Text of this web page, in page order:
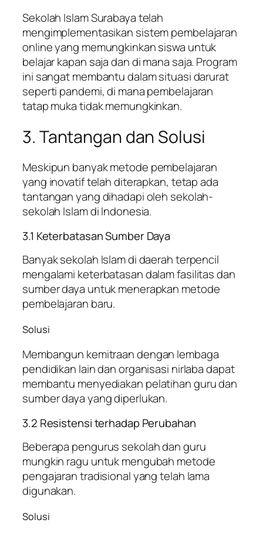
Sekolah Islam Surabaya telah
mengimplementasikan sistem pembelajaran
online yang memungkinkan siswa untuk
belajar kapan saja dan di mana saja. Program
ini sangat membantu dalam situasi darurat
seperti pandemi, di mana pembelajaran
tatap muka tidak memungkinkan.
3. Tantangan dan Solusi
Meskipun banyak metode pembelajaran
yang inovatif telah diterapkan, tetap ada
tantangan yang dihadapi oleh sekolah-
sekolah Islam di Indonesia.
3.1 Keterbatasan Sumber Daya
Banyak sekolah Islam di daerah terpencil
mengalami keterbatasan dalam fasilitas dan
sumber daya untuk menerapkan metode
pembelajaran baru.
Solusi
Membangun kemitraan dengan lembaga
pendidikan lain dan organisasi nirlaba dapat
membantu menyediakan pelatihan guru dan
sumber daya yang diperlukan.
3.2 Resistensi terhadap Perubahan
Beberapa pengurus sekolah dan guru
mungkin ragu untuk mengubah metode
pengajaran tradisional yang telah lama
digunakan.
Solusi